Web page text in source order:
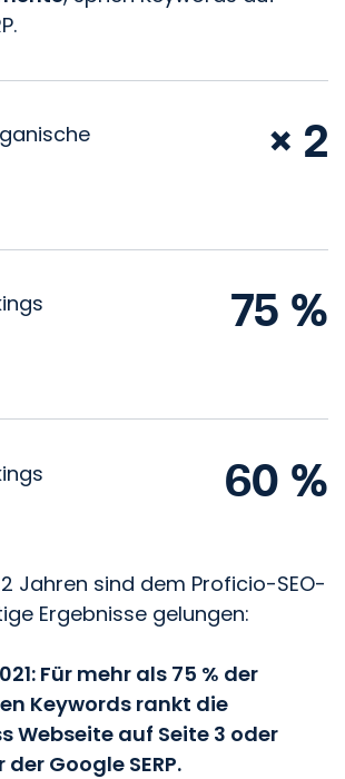
× 2
75 %
60 %
Jahren sind dem Proficio-SEO-
Ergebnisse gelungen:
Für mehr als 75 % der
Keywords rankt die
Webseite auf Seite 3 oder
Google SERP.